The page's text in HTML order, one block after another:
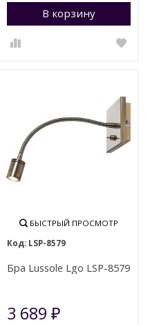
Перейти в корзину
В корзину
БЫСТРЫЙ ПРОСМОТР
LSP-8579
Бра Lussole Lgo LSP-8579
3 689 ₽